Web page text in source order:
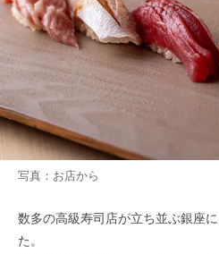
写真：お店から
数多の高級寿司店が立ち並ぶ銀座
た。